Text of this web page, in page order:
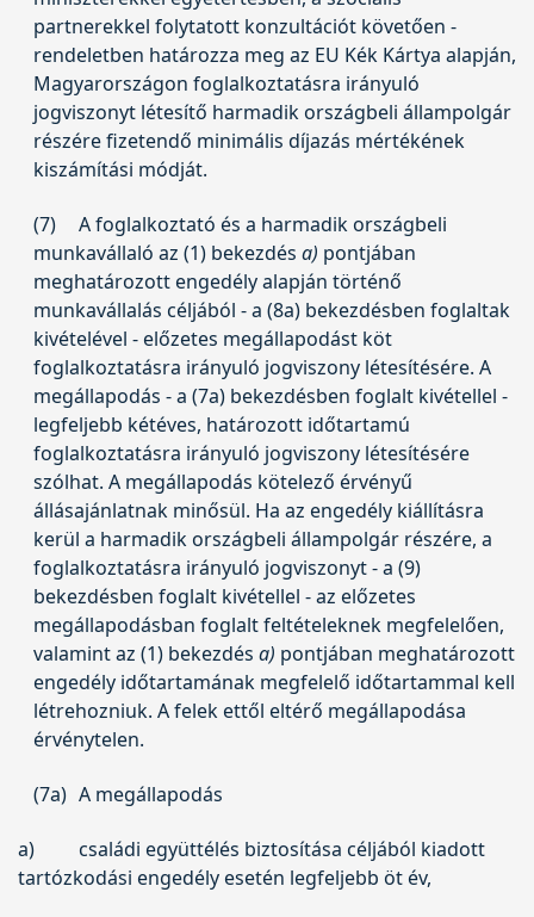
partnerekkel folytatott konzultációt követően -
rendeletben határozza meg az EU Kék Kártya alapján,
Magyarországon foglalkoztatásra irányuló
jogviszonyt létesítő harmadik országbeli állampolgár
részére fizetendő minimális díjazás mértékének
kiszámítási módját.
(7)
A foglalkoztató és a harmadik országbeli
munkavállaló az (1) bekezdés a) pontjában
meghatározott engedély alapján történő
munkavállalás céljából - a (8a) bekezdésben foglaltak
kivételével - előzetes megállapodást köt
foglalkoztatásra irányuló jogviszony létesítésére. A
megállapodás - a (7a) bekezdésben foglalt kivétellel -
legfeljebb kétéves, határozott időtartamú
foglalkoztatásra irányuló jogviszony létesítésére
szólhat. A megállapodás kötelező érvényű
állásajánlatnak minősül. Ha az engedély kiállításra
kerül a harmadik országbeli állampolgár részére, a
foglalkoztatásra irányuló jogviszonyt - a (9)
bekezdésben foglalt kivétellel - az előzetes
megállapodásban foglalt feltételeknek megfelelően,
valamint az (1) bekezdés a) pontjában meghatározott
engedély időtartamának megfelelő időtartammal kell
létrehozniuk. A felek ettől eltérő megállapodása
érvénytelen.
(7a) A megállapodás
a)
családi együttélés biztosítása céljából kiadott
tartózkodási engedély esetén legfeljebb öt év,